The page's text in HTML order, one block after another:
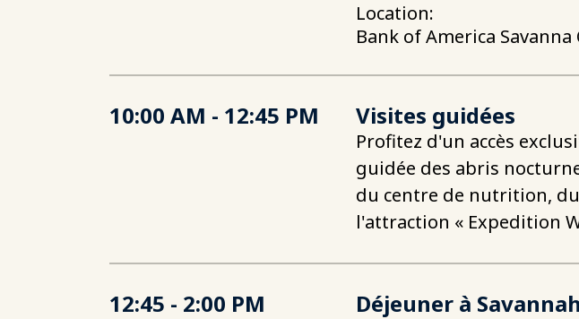
Location:
Bank of America Savanna
10:00 AM - 12:45 PM Visites guidées
Profitez d'un accès
guidée des abris
du centre de nutrition,
l'attraction « Expedition
12:45 - 2:00 PM Déjeuner à